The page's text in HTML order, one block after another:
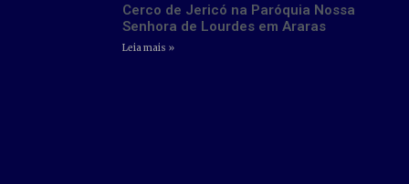
Cerco de Jericó na Paróquia Nossa
Senhora de Lourdes em Araras
Leia mais »